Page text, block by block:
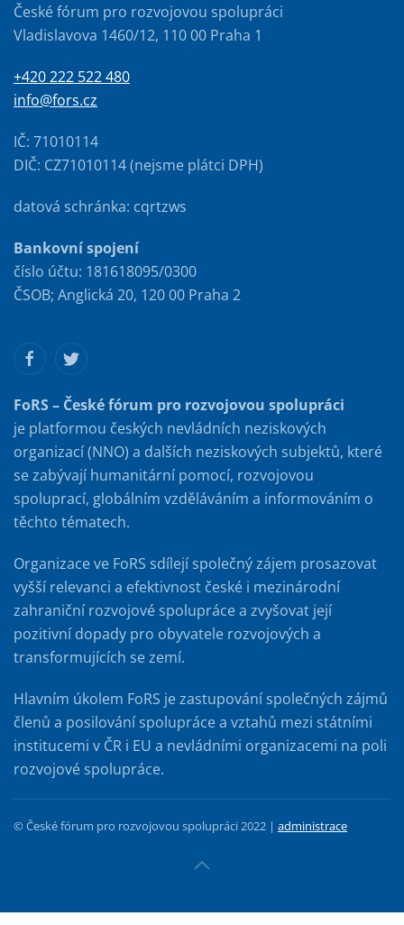
České fórum pro rozvojovou spolupráci
Vladislavova 1460/12, 110 00 Praha 1
+420 222 522 480
info@fors.cz
IČ: 71010114
DIČ: CZ71010114 (nejsme plátci DPH)
datová schránka: cqrtzws
Bankovní spojení
číslo účtu: 181618095/0300
ČSOB; Anglická 20, 120 00 Praha 2
FoRS – České fórum pro rozvojovou spolupráci
je platformou českých nevládních neziskových
organizací (NNO) a dalších neziskových subjektů, které
se zabývají humanitární pomocí, rozvojovou
spoluprací, globálním vzděláváním a informováním o
těchto tématech.
Organizace ve FoRS sdílejí společný zájem prosazovat
vyšší relevanci a efektivnost české i mezinárodní
zahraniční rozvojové spolupráce a zvyšovat její
pozitivní dopady pro obyvatele rozvojových a
transformujících se zemí.
Hlavním úkolem FoRS je zastupování společných zájmů
členů a posilování spolupráce a vztahů mezi státními
institucemi v ČR i EU a nevládními organizacemi na poli
rozvojové spolupráce.
© České fórum pro rozvojovou spolupráci 2022 | administrace